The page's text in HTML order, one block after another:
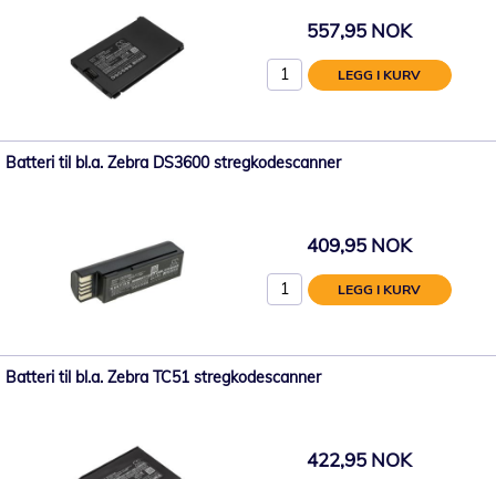
557,95 NOK
LEGG I KURV
Batteri til bl.a. Zebra DS3600 stregkodescanner
409,95 NOK
LEGG I KURV
Batteri til bl.a. Zebra TC51 stregkodescanner
422,95 NOK